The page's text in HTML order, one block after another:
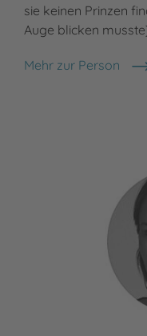
sie keinen Prinzen
Auge blicken
Mehr zur Person
Sabine Bohlmann